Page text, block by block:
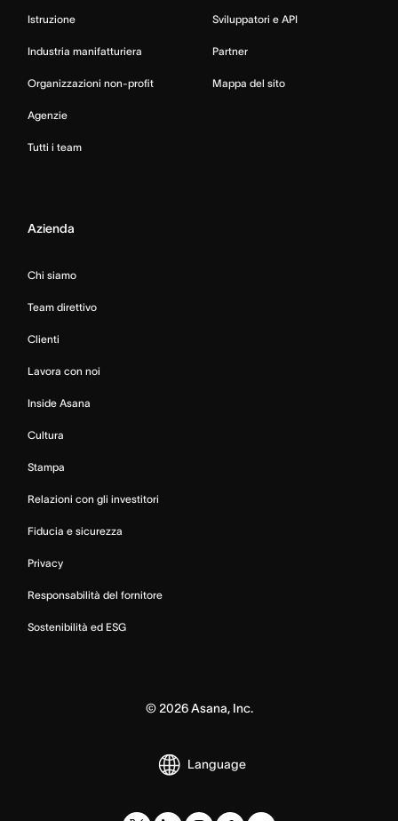
Istruzione
Industria manifatturiera
Organizzazioni non-profit
Agenzie
Tutti i team
Sviluppatori e API
Partner
Mappa del sito
Azienda
Chi siamo
Team direttivo
Clienti
Lavora con noi
Inside Asana
Cultura
Stampa
Relazioni con gli investitori
Fiducia e sicurezza
Privacy
Responsabilità del fornitore
Sostenibilità ed ESG
© 2026Asana, Inc.
Language